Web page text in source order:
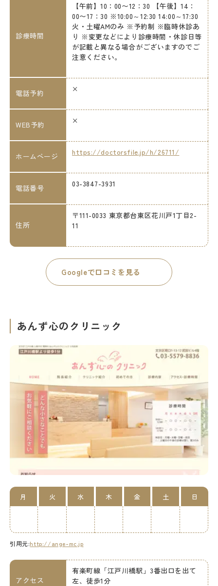
診療時間
【午前】10：00〜12：30 【午後】14：
00〜17：30 ※10:00～12:30 14:00～17:30
火・土曜AMのみ ※予約制 ※臨時休診あ
り ※変更などにより診療時間・休診日等
が記載と異なる場合がございますのでご
注意ください。
電話予約 ×
WEB予約 ×
ホームページ https://doctorsfile.jp/h/26711/
電話番号 03-3847-3931
住所
〒111-0033 東京都台東区花川戸1丁目2-
11
Googleで口コミを見る
あんず心のクリニック
月 火 水 木 金 土 日
引用元:http://ange-mc.jp
アクセス
有楽町線「江戸川橋駅」3番出口を出て
左、徒歩1分